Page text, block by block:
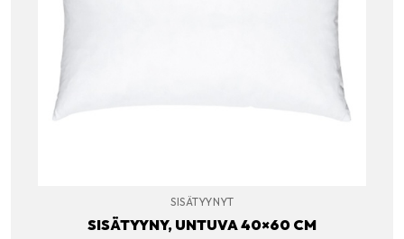
SISÄTYYNYT
SISÄTYYNY, UNTUVA 40×60 CM